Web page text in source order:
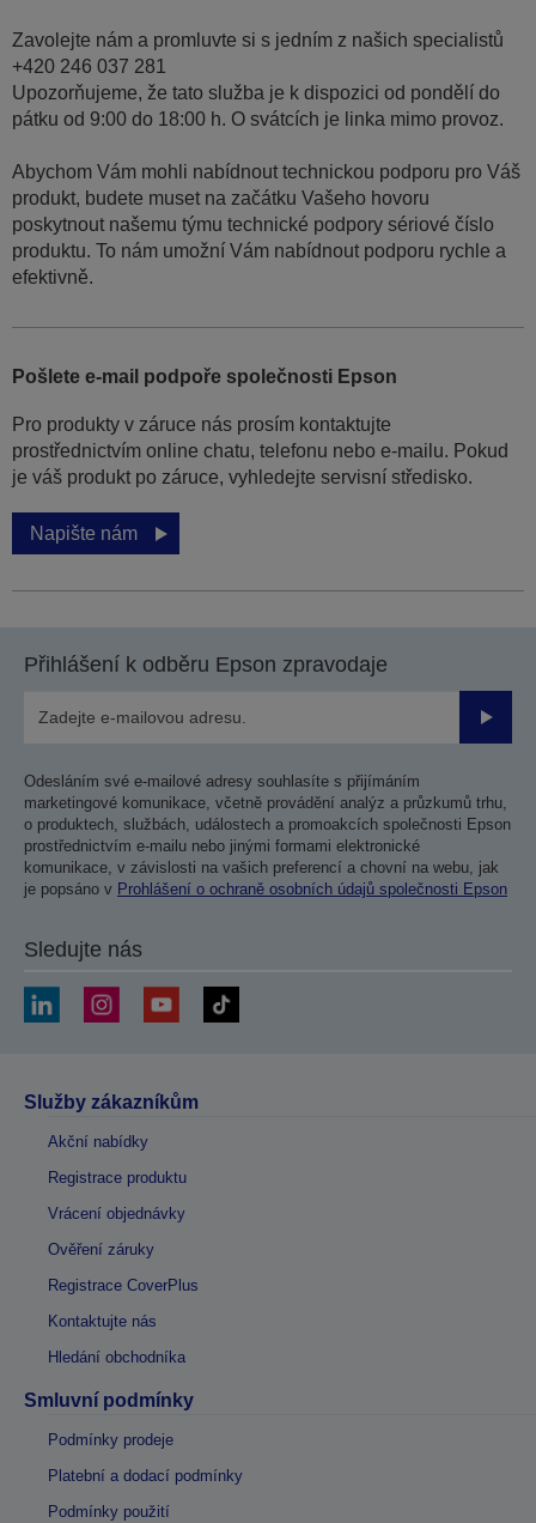
Zavolejte nám a promluvte si s jedním z našich specialistů
+420 246 037 281
Upozorňujeme, že tato služba je k dispozici od pondělí do
pátku od 9:00 do 18:00 h. O svátcích je linka mimo provoz.
Abychom Vám mohli nabídnout technickou podporu pro Váš
produkt, budete muset na začátku Vašeho hovoru
poskytnout našemu týmu technické podpory sériové číslo
produktu. To nám umožní Vám nabídnout podporu rychle a
efektivně.
Pošlete e-mail podpoře společnosti Epson
Pro produkty v záruce nás prosím kontaktujte
prostřednictvím online chatu, telefonu nebo e-mailu. Pokud
je váš produkt po záruce, vyhledejte servisní středisko.
Napište nám
Přihlášení k odběru Epson zpravodaje
Odesláním své e-mailové adresy souhlasíte s přijímáním
marketingové komunikace, včetně provádění analýz a průzkumů trhu,
o produktech, službách, událostech a promoakcích společnosti Epson
prostřednictvím e-mailu nebo jinými formami elektronické
komunikace, v závislosti na vašich preferencí a chovní na webu, jak
je popsáno v Prohlášení o ochraně osobních údajů společnosti Epson
Sledujte nás
Služby zákazníkům
Akční nabídky
Registrace produktu
Vrácení objednávky
Ověření záruky
Registrace CoverPlus
Kontaktujte nás
Hledání obchodníka
Smluvní podmínky
Podmínky prodeje
Platební a dodací podmínky
Podmínky použití